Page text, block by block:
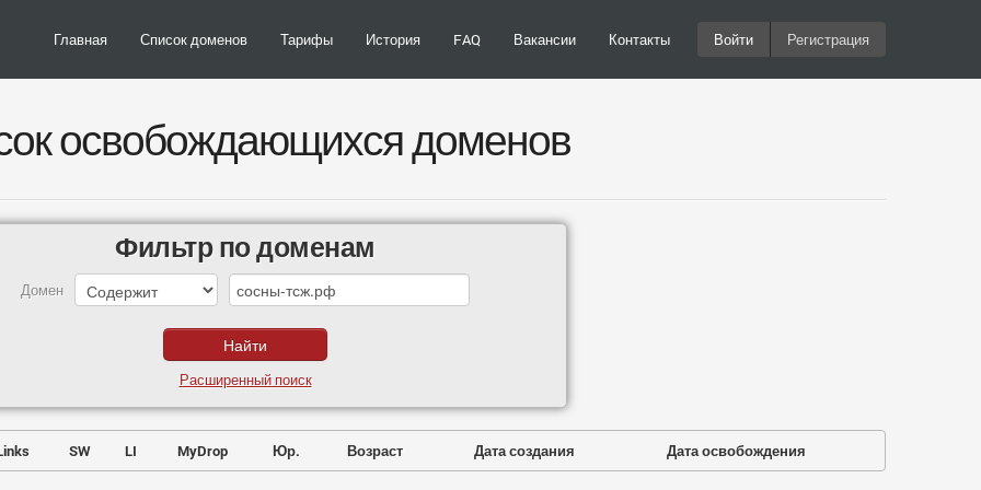
Главная Список доменов Тарифы История FAQ Вакансии Контакты Войти Регистрация
освобождающихся доменов
Фильтр по доменам
Домен
Расширенный поиск
SW LI MyDrop Юр. Возраст Дата создания Дата освобождения